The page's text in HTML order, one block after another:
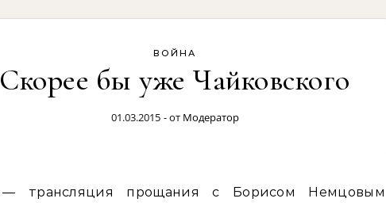
ВОЙНА
Скорее бы уже Чайковского
01.03.2015 - от Модератор